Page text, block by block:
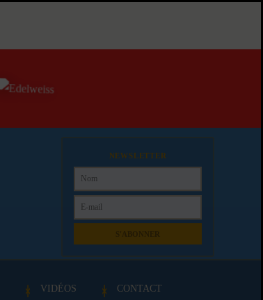
NEWSLETTER
VIDÉOS CONTACT